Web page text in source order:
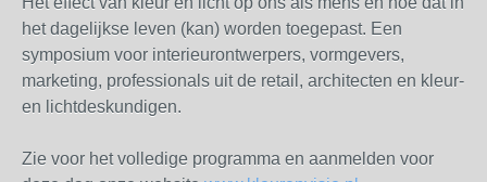
het dagelijkse leven (kan) worden toegepast. Een
symposium voor interieurontwerpers, vormgevers,
marketing, professionals uit de retail, architecten en kleur-
en lichtdeskundigen.
Zie voor het volledige programma en aanmelden voor